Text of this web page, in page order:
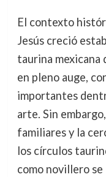
El contexto
Jesús creció
taurina mexicana
en pleno auge,
importantes
arte. Sin
familiares y la
los círculos
como novillero se